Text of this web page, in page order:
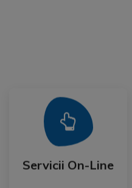
Servicii On-Line
Servicii On-Line
Mai Mult